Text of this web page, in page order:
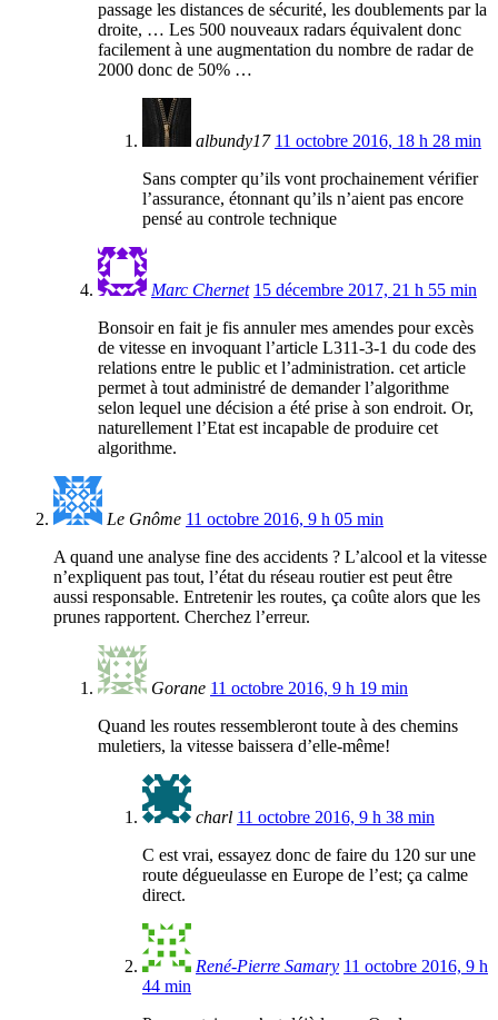
passage les distances de sécurité, les doublements par la
droite, … Les 500 nouveaux radars équivalent donc
facilement à une augmentation du nombre de radar de
2000 donc de 50% …
albundy17 11 octobre 2016, 18 h 28 min
Sans compter qu’ils vont prochainement vérifier
l’assurance, étonnant qu’ils n’aient pas encore
pensé au controle technique
Marc Chernet 15 décembre 2017, 21 h 55 min
Bonsoir en fait je fis annuler mes amendes pour excès
de vitesse en invoquant l’article L311-3-1 du code des
relations entre le public et l’administration. cet article
permet à tout administré de demander l’algorithme
selon lequel une décision a été prise à son endroit. Or,
naturellement l’Etat est incapable de produire cet
algorithme.
Le Gnôme 11 octobre 2016, 9 h 05 min
A quand une analyse fine des accidents ? L’alcool et la vitesse
n’expliquent pas tout, l’état du réseau routier est peut être
aussi responsable. Entretenir les routes, ça coûte alors que les
prunes rapportent. Cherchez l’erreur.
Gorane 11 octobre 2016, 9 h 19 min
Quand les routes ressembleront toute à des chemins
muletiers, la vitesse baissera d’elle-même!
charl 11 octobre 2016, 9 h 38 min
C est vrai, essayez donc de faire du 120 sur une
route dégueulasse en Europe de l’est; ça calme
direct.
René-Pierre Samary 11 octobre 2016, 9 h
44 min